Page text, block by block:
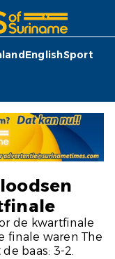
EnglishSport
de kwartfinale
finale waren The
baas: 3-2.